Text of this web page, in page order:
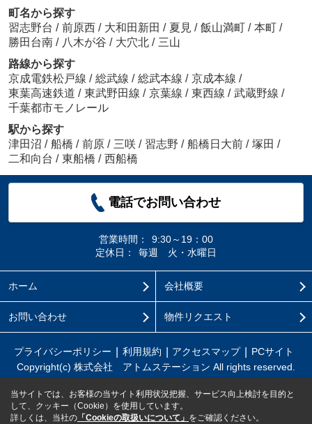
町名から探す
習志野台 / 前原西 / 大和田新田 / 夏見 / 飯山満町 / 本町 /
勝田台南 / 八木が谷 / 大穴北 / 三山
路線から探す
京成電鉄松戸線 / 総武線 / 総武本線 / 京成本線 /
東葉高速鉄道 / 東武野田線 / 京葉線 / 東西線 / 武蔵野線 /
千葉都市モノレール
駅から探す
津田沼 / 船橋 / 前原 / 三咲 / 習志野 / 船橋日大前 / 塚田 /
二和向台 / 東船橋 / 西船橋
電話でお問い合わせ
営業時間：
9:30～19：00
定休日：
毎週 火・水曜日
ホーム 会社概要
お問い合わせ 物件リクエスト
プライバシーポリシー 利用規約 アクセスマップ
PCサイト
Copyright(c) 株式会社 アトムステーション All rights reserved.
当サイトでは、お客様の当サイト利用状況把握、サービス向上検討を目的と
して、クッキー（Cookie）を使用しています。
詳しくは、当社の 「Cookieの取扱いについて」 をご確認ください。